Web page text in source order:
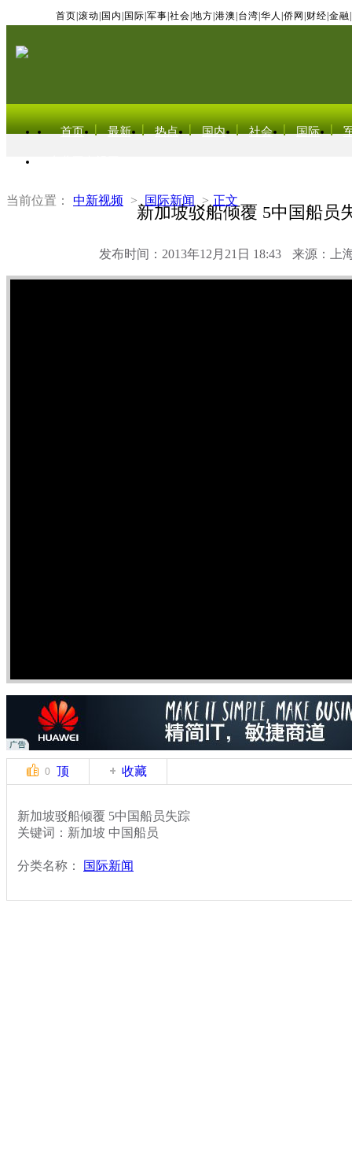
首页 滚动 国内 国际 军事 社会 地方 港澳 台湾 华人 侨网 财经 金融
首页 最新 热点 国内 社会 国际
当前位置： 中新视频 > 国际新闻 > 正文
新加坡驳船倾覆 5中国船员
发布时间：2013年12月21日 18:43 来源：上
0 顶 收藏
新加坡驳船倾覆 5中国船员失踪
关键词：新加坡 中国船员
分类名称： 国际新闻